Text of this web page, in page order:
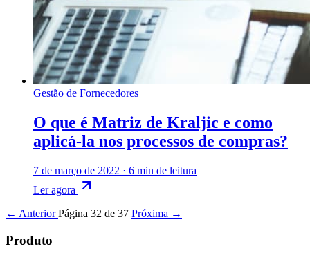
Gestão de Fornecedores
O que é Matriz de Kraljic e como
aplicá-la nos processos de compras?
7 de março de 2022 · 6 min de leitura
Ler agora
← AnteriorPágina 32 de 37 Próxima →
Produto